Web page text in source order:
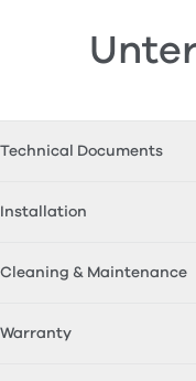
Technical Documents
Installation
Cleaning & Maintenance
Warranty